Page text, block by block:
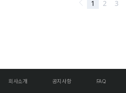
회사소개 공지사항 FAQ